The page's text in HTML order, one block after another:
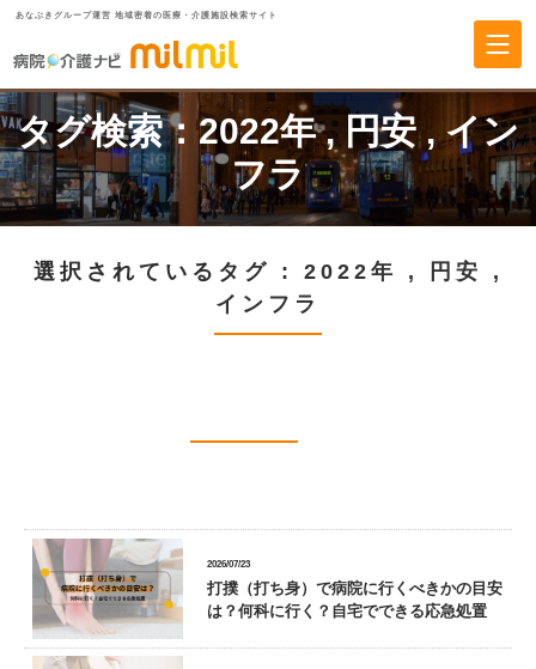
あなぶきグループ運営 地域密着の医療・介護施設検索サイト
タグ検索：2022年, 円安,イン
フラ
選択されているタグ : 2022年 , 円安
,
インフラ
2026/07/23
打撲（打ち身）で病院に行くべきかの目安
は？何科に行く？自宅でできる応急処置